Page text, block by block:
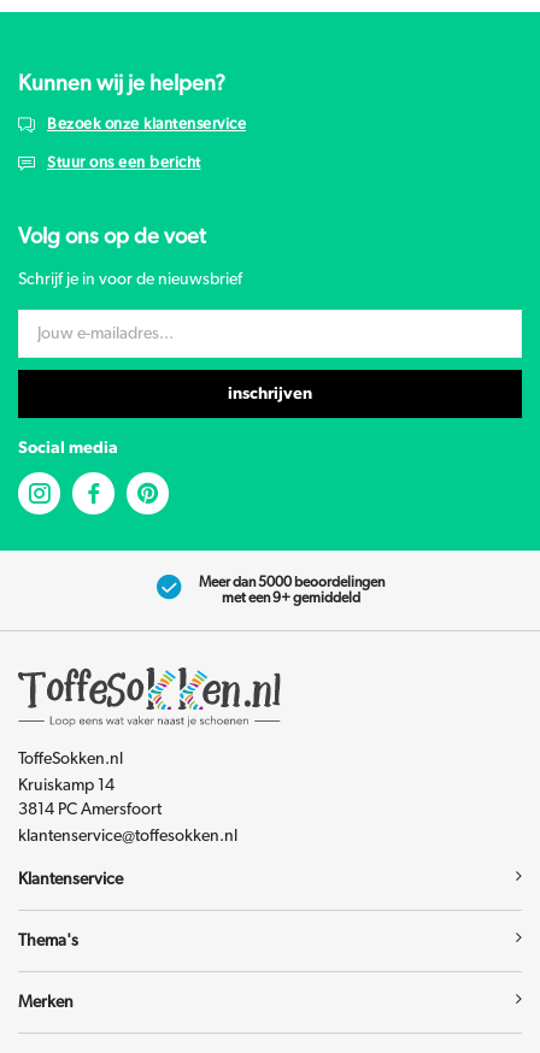
Kunnen wij je helpen?
Bezoek onze klantenservice
Stuur ons een bericht
Volg ons op de voet
Schrijf je in voor de nieuwsbrief
inschrijven
Social media
Meer dan 5000 beoordelingen
met een 9+ gemiddeld
ToffeSokken.nl
Kruiskamp 14
3814 PC Amersfoort
klantenservice@toffesokken.nl
Klantenservice
Thema's
Merken